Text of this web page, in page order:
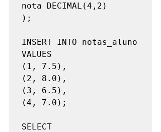
nota DECIMAL(4,2)
);
INSERT INTO notas_aluno
VALUES
(1, 7.5),
(2, 8.0),
(3, 6.5),
(4, 7.0);
SELECT